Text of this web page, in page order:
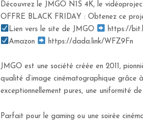
Découvrez le JMGO N1S 4K, le
OFFRE BLACK FRIDAY : Obtenez ce
Lien vers le site de JMGO
https://
Amazon
https://dada.link/WFZ9Fn
JMGO est une société créée en 2011,
qualité d’image cinématographique
exceptionnellement pures, une uniformité
Parfait pour le gaming ou une soirée